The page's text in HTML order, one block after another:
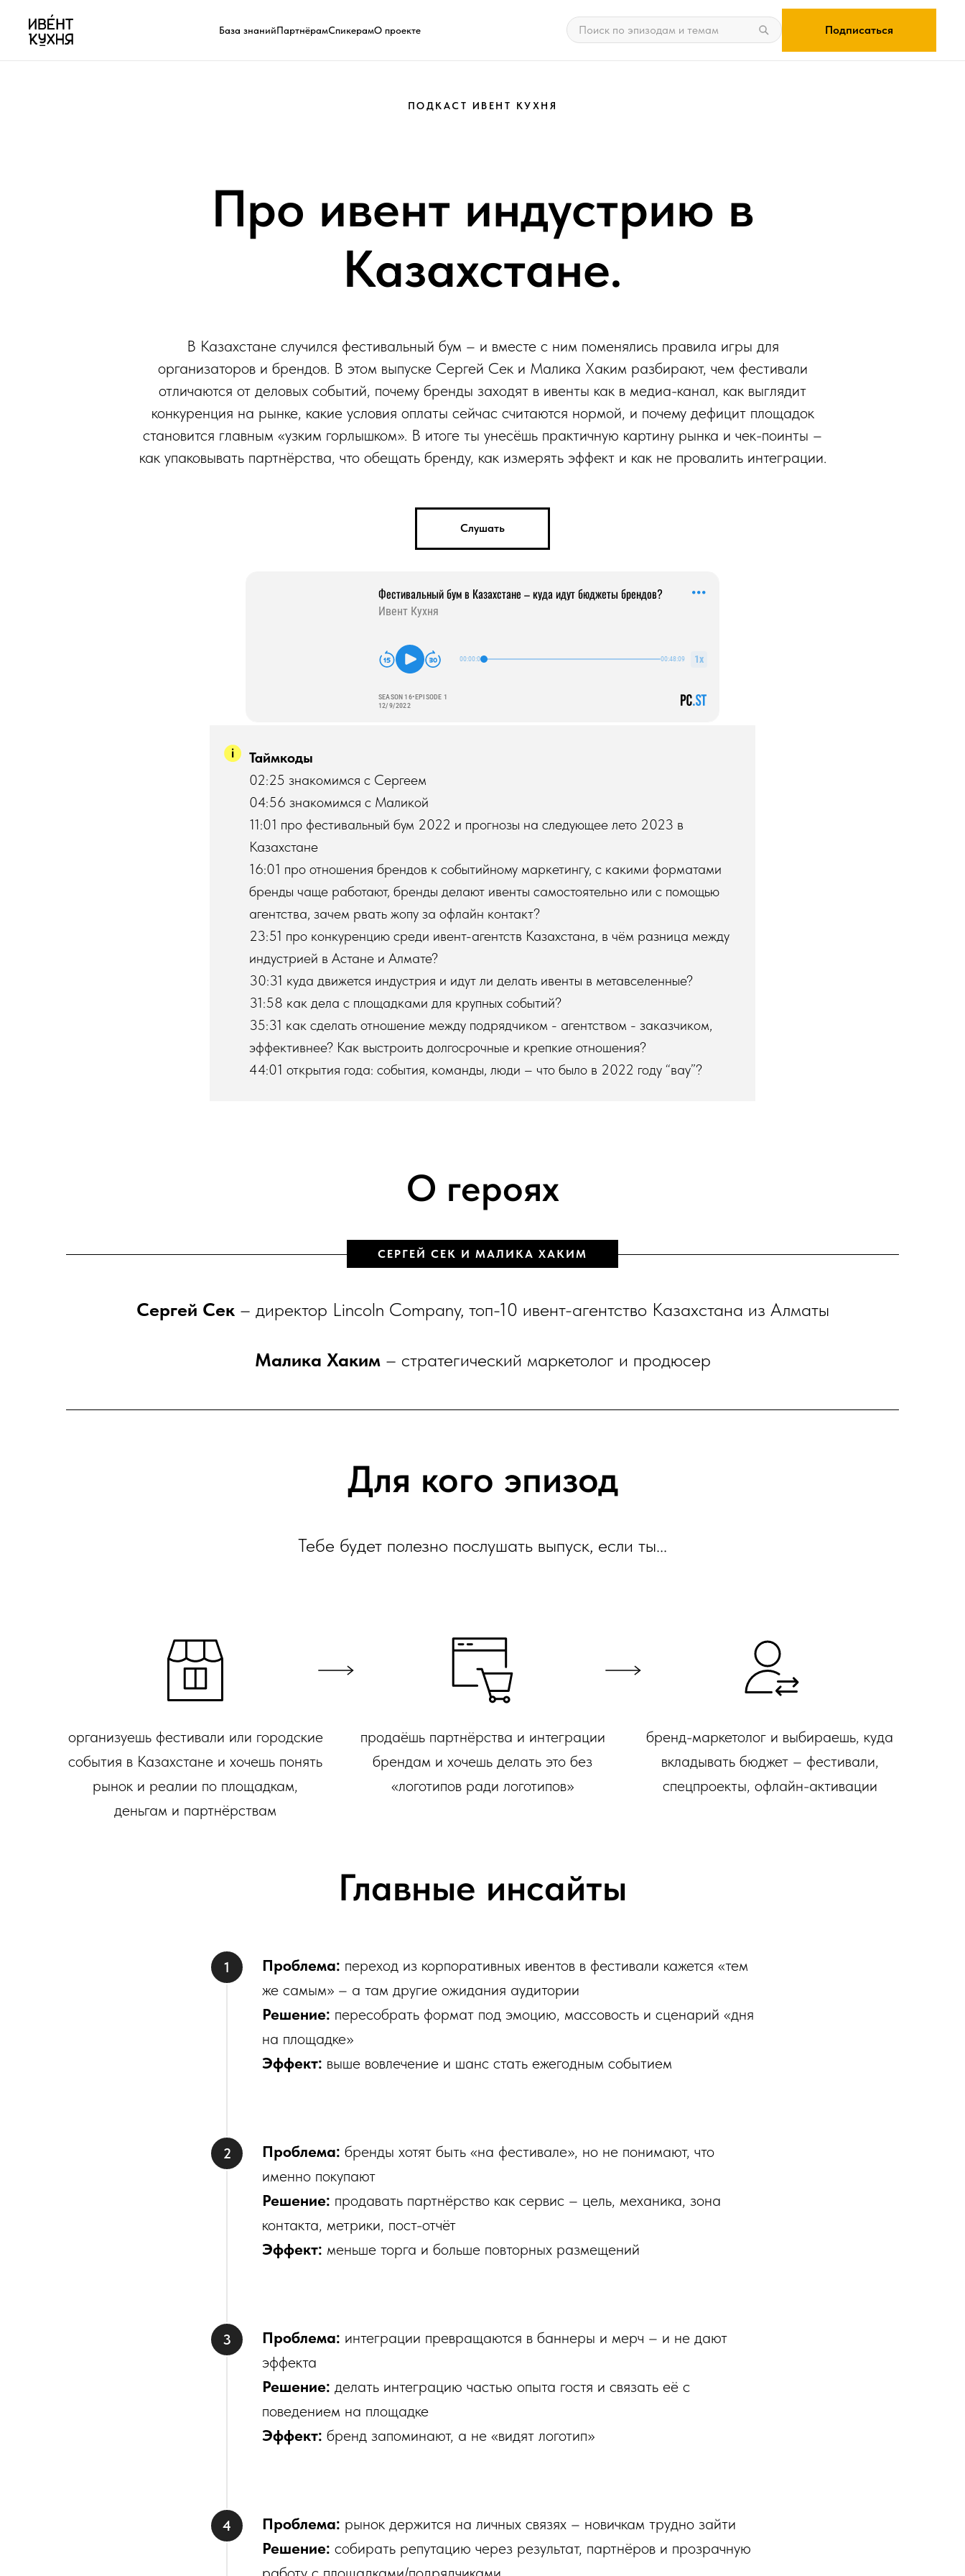
База знанийПартнёрамСпикерамО проекте Подписаться
ПОДКАСТ ИВЕНТ КУХНЯ
Про ивент индустрию в
Казахстане.
В Казахстане случился фестивальный бум – и вместе с ним поменялись правила игры для
организаторов и брендов. В этом выпуске Сергей Сек и Малика Хаким разбирают, чем фестивали
отличаются от деловых событий, почему бренды заходят в ивенты как в медиа-канал, как выглядит
конкуренция на рынке, какие условия оплаты сейчас считаются нормой, и почему дефицит площадок
становится главным «узким горлышком». В итоге ты унесёшь практичную картину рынка и чек-поинты –
как упаковывать партнёрства, что обещать бренду, как измерять эффект и как не провалить интеграции.
Слушать
Таймкоды
02:25 знакомимся с Сергеем
04:56 знакомимся с Маликой
11:01 про фестивальный бум 2022 и прогнозы на следующее лето 2023 в
Казахстане
16:01 про отношения брендов к событийному маркетингу, с какими форматами
бренды чаще работают, бренды делают ивенты самостоятельно или с помощью
агентства, зачем рвать жопу за офлайн контакт?
23:51 про конкуренцию среди ивент-агентств Казахстана, в чём разница между
индустрией в Астане и Алмате?
30:31 куда движется индустрия и идут ли делать ивенты в метавселенные?
31:58 как дела с площадками для крупных событий?
35:31 как сделать отношение между подрядчиком - агентством - заказчиком,
эффективнее? Как выстроить долгосрочные и крепкие отношения?
44:01 открытия года: события, команды, люди – что было в 2022 году “вау”?
О героях
СЕРГЕЙ СЕК И МАЛИКА ХАКИМ
Сергей Сек– директор Lincoln Company, топ-10 ивент-агентство Казахстана из Алматы
Малика Хаким – стратегический маркетолог и продюсер
Для кого эпизод
Тебе будет полезно послушать выпуск, если ты...
организуешь фестивали или городские
события в Казахстане и хочешь понять
рынок и реалии по площадкам,
деньгам и партнёрствам
продаёшь партнёрства и интеграции
брендам и хочешь делать это без
«логотипов ради логотипов»
бренд-маркетолог и выбираешь, куда
вкладывать бюджет – фестивали,
спецпроекты, офлайн-активации
Главные инсайты
Проблема: переход из корпоративных ивентов в фестивали кажется «тем
же самым» – а там другие ожидания аудитории
Решение: пересобрать формат под эмоцию, массовость и сценарий «дня
на площадке»
Эффект: выше вовлечение и шанс стать ежегодным событием
Проблема: бренды хотят быть «на фестивале», но не понимают, что
именно покупают
Решение: продавать партнёрство как сервис – цель, механика, зона
контакта, метрики, пост-отчёт
Эффект: меньше торга и больше повторных размещений
Проблема: интеграции превращаются в баннеры и мерч – и не дают
эффекта
Решение: делать интеграцию частью опыта гостя и связать её с
поведением на площадке
Эффект: бренд запоминают, а не «видят логотип»
Проблема: рынок держится на личных связях – новичкам трудно зайти
Решение: собирать репутацию через результат, партнёров и прозрачную